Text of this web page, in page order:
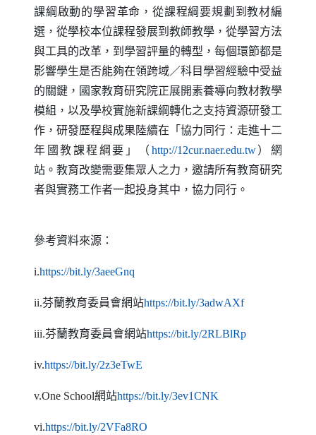
課綱啟動的學習革命，從課程綱要規劃到教材編
選，從學校本位課程發展到教師教學，從學習方法
與工具的改革，到學習評量的轉型，每個環節都是
影響學生是否能夠在領跨域／科目學習經驗中受益
的關鍵，國家教育研究院正展開素養導向教材教學
模組，以及學校實施新課綱轉化之支持資源研發工
作，研發歷程與成果陸續在「協力同行：走進十二
年國教課程綱要」（ http://12cur.naer.edu.tw（另開新視
）網
站。教育改變需要集眾人之力，邀請所有教育研究
者與實務工作者一起投身其中，協力同行。
參考資料來源：
i.https://bit.ly/3aeeGnq
ii.芬蘭教育委員會網站https://bit.ly/3adwAXf（另開新視窗
iii.芬蘭教育委員會網站https://bit.ly/2RLBlRp（另開新視窗
iv.https://bit.ly/2z3eTwE
v.One School網站https://bit.ly/3ev1CNK
vi.https://bit.ly/2VFa8RO